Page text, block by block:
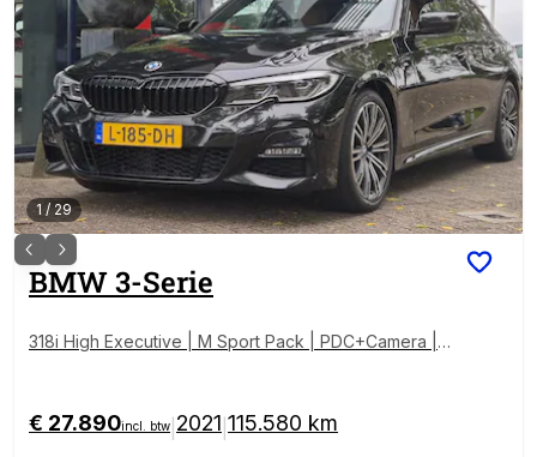
1 /29
BMW3-Serie
318i High Executive | M Sport Pack | PDC+Camera |
€ 27.890incl. btw 2021 115.580 km